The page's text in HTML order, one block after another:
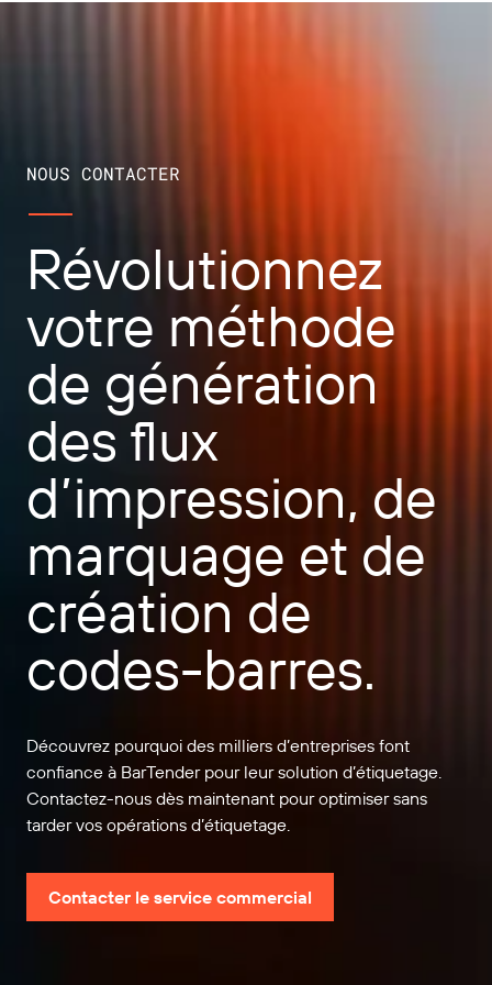
NOUS CONTACTER
Révolutionnez
votre méthode
de génération
des flux
d’impression, de
marquage et de
création de
codes-barres.
Découvrez pourquoi des milliers d’entreprises font
confiance à BarTender pour leur solution d’étiquetage.
Contactez-nous dès maintenant pour optimiser sans
tarder vos opérations d’étiquetage.
Contacter le service commercial